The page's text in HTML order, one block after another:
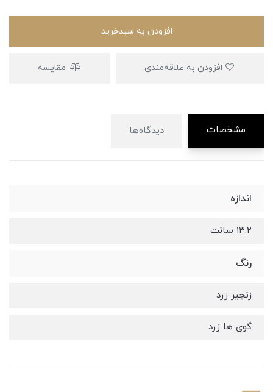
افزودن به سبدخرید
مقایسه
مشخصات دیدگاه‌ها
اندازه
۱۳.۲ سانت
رنگ
زنجیر زرد
گوی ها زرد